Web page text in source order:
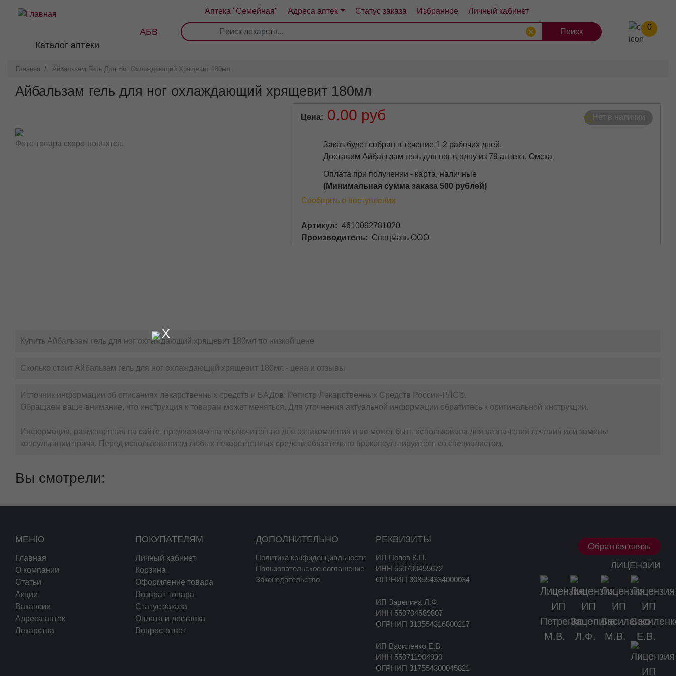
содержанию
Аптека "Семейная" Адреса аптек Статус заказа Избранное Личный кабинет
Каталог аптеки
АБВ 0
2 4 10
Главная Айбальзам Гель Для Ног Охлаждающий Хрящевит 180мл
Айбальзам гель для ног охлаждающий хрящевит 180мл
Цена 0.00 руб Нет в наличии
Заказ будет собран в течение 1-2 рабочих дней.
Доставим Айбальзам гель для ног в одну из 79 аптек г. Омска
Оплата при получении - карта, наличные
(Минимальная сумма заказа 500 рублей)
Сообщить о поступлении
Артикул
4610092781020
Производитель
Спецмазь ООО
Фото товара скоро появится.
Купить Айбальзам гель для ног охлаждающий хрящевит 180мл по низкой цене
Сколько стоит Айбальзам гель для ног охлаждающий хрящевит 180мл - цена и отзывы
Источник информации об описаниях лекарственных средств и БАДов: Регистр Лекарственных Средств России-РЛС®.
Обращаем ваше внимание, что инструкция к товарам может меняться. Для уточнения актуальной информации обратитесь к оригинальной инструкции.
Информация, размещенная на сайте, предназначена исключительно для ознакомления и не может быть использована для назначения лечения или замены
консультации врача. Перед использованием любых лекарственных средств обязательно проконсультируйтесь со специалистом.
X
Вы смотрели:
МЕНЮ
Главная
О компании
Статьи
Акции
Вакансии
Адреса аптек
Лекарства
ПОКУПАТЕЛЯМ
Личный кабинет
Корзина
Оформление товара
Возврат товара
Статус заказа
Оплата и доставка
Вопрос-ответ
ДОПОЛНИТЕЛЬНО
Политика конфиденциальности
Пользовательское соглашение
Законодательство
РЕКВИЗИТЫ
ИП Попов К.П.
ИНН 550700455672
ОГРНИП 308554334000034
ИП Зацепина Л.Ф.
ИНН 550704589807
ОГРНИП 313554316800217
ИП Василенко Е.В.
ИНН 550711904930
ОГРНИП 317554300045821
Обратная связь
ЛИЦЕНЗИИ